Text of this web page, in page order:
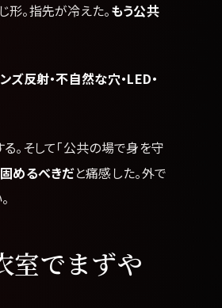
。指先が冷えた。もう公共
反射・不自然な穴・LED・
。そして「公共の場で身を守
めるべきだと痛感した。外で
室でまずや